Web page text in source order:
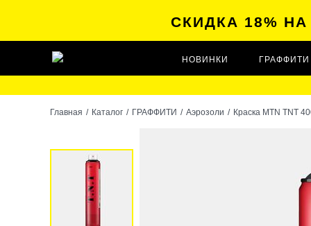
СКИДКА 18%
НОВИНКИ ГРАФФИТИ
Главная / Каталог / ГРАФФИТИ / Аэрозоли / Краска MTN TNT